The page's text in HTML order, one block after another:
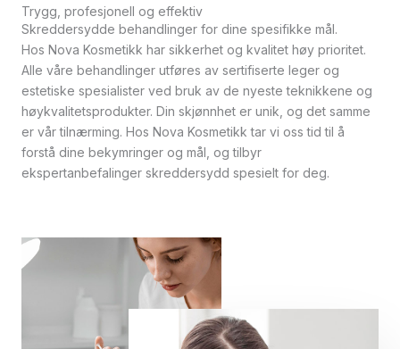
Trygg, profesjonell og effektiv
Skreddersydde behandlinger for dine spesifikke mål.
Hos Nova Kosmetikk har sikkerhet og kvalitet høy prioritet.
Alle våre behandlinger utføres av sertifiserte leger og
estetiske spesialister ved bruk av de nyeste teknikkene og
høykvalitetsprodukter. Din skjønnhet er unik, og det samme
er vår tilnærming. Hos Nova Kosmetikk tar vi oss tid til å
forstå dine bekymringer og mål, og tilbyr
ekspertanbefalinger skreddersydd spesielt for deg.